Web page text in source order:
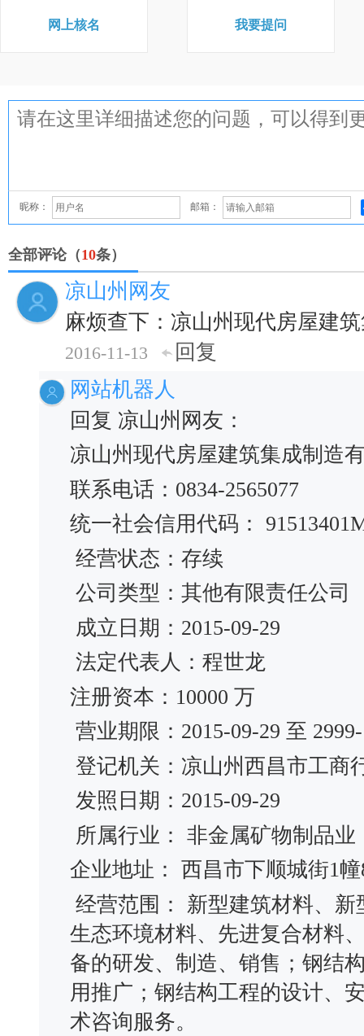
网上核名 我要提问
昵称： 邮箱：
全部评论（10条）
凉山州网友
麻烦查下：凉山州现代房屋建
2016-11-13
回复
网站机器人
回复 凉山州网友：
凉山州现代房屋建筑集成制造
联系电话：0834-2565077
统一社会信用代码：
经营状态：存续
公司类型：其他有限责任公司
成立日期：2015-09-29
法定代表人：程世龙
注册资本：10000 万
营业期限：2015-09-29 至
登记机关：凉山州西昌市工商
发照日期：2015-09-29
所属行业： 非金属矿物制品业
企业地址： 西昌市下顺城街1
经营范围： 新型建筑材料、
生态环境材料、先进复合材料
备的研发、制造、销售；钢结
用推广；钢结构工程的设计、
术咨询服务。